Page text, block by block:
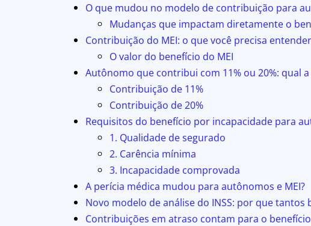
O que mudou no modelo de contribuição para
Mudanças que impactam diretamente o
Contribuição do MEI: o que você precisa entender
O valor do benefício do MEI
Autônomo que contribui com 11% ou 20%: qual
Contribuição de 11%
Contribuição de 20%
Requisitos do benefício por incapacidade para
1. Qualidade de segurado
2. Carência mínima
3. Incapacidade comprovada
A perícia médica mudou para autônomos e MEI?
Novo modelo de análise do INSS: por que tantos
Contribuições em atraso contam para o